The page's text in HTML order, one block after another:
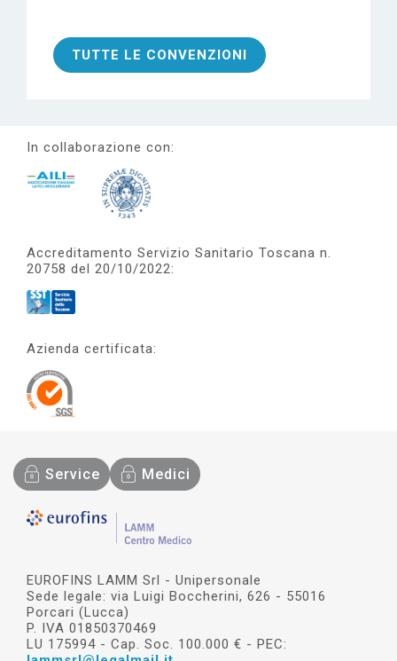
TUTTE LE CONVENZIONI
In collaborazione con:
Accreditamento Servizio Sanitario Toscana n.
20758 del 20/10/2022:
Azienda certificata:
Service Medici
EUROFINS LAMM Srl - Unipersonale
Sede legale: via Luigi Boccherini, 626 - 55016
Porcari (Lucca)
P. IVA 01850370469
LU 175994 - Cap. Soc. 100.000 € - PEC: